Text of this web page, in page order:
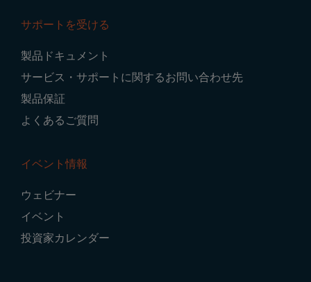
サポートを受ける
製品ドキュメント
サービス・サポートに関するお問い合わせ先
製品保証
よくあるご質問
イベント情報
ウェビナー
イベント
投資家カレンダー